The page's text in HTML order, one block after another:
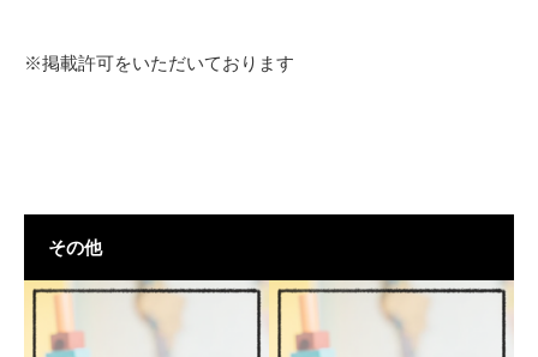
※掲載許可をいただいております
その他